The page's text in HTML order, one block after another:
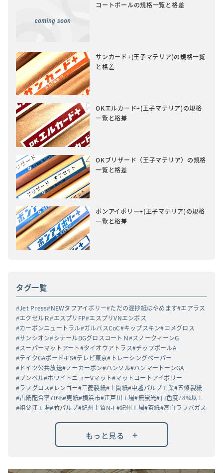
コートボールの規格一覧と格差
サンカード+(王子マテリア)の規格一覧
と格差
OKエルカード+(王子マテリア)の規格
一覧と格差
OKブリザード（王子マテリア）の規格
一覧と格差
ボンアイボリー+(王子マテリア)の規格
一覧と格差
タグ一覧
Jet Press NEWタフアイボリー ただの混抄紙はやめます エアラス
エクセルＲ エスプリFP エスプリVNエンボス
カーボンニュートラル ガルバスCoC キップスキン コメグロス
サンシオン シナールDGグロスコートＮ スノークィーンG
スーパーマットアート タイオウアトラス チップボールA
テイクGAボード-FS テレビ東京
トレーシングペーパー
ドイツ公共放送 ノーカーボン ハンソル ハンマートーンGA
ブンペル ホワイトニューVマット マットコートアイボリー
ラフグロス レンゴー 三菱製紙 上質紙 中越パルプ工業 五條製紙
古紙配合率70% 更紙 横浜市 江戸川工場 無蛍光 白色度78%以上
祖父江工場 竹パルプ 紀州上質N-F 紀州工場 茶紙 高白ラフバガス
もっと見る +